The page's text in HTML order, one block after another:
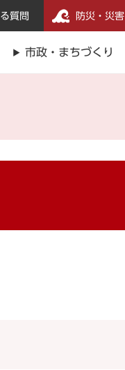
質問 防災・災害
市政・まちづくり